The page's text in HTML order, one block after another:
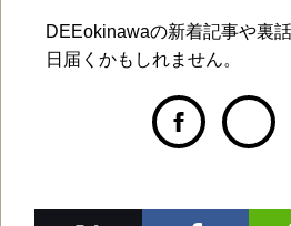
DEEokinawaの新着記事や裏
日届くかもしれません。